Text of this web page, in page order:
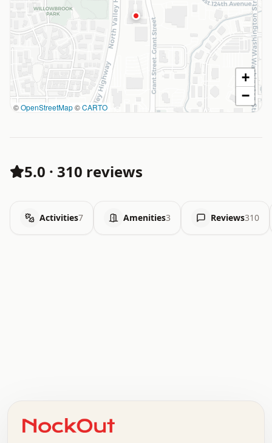
©OpenStreetMap©CARTO
+
−
5.0 · 310 reviews
Activities7 Amenities3 Reviews310
+   .   .   .   .   .   .   .   .   .   +   .   .